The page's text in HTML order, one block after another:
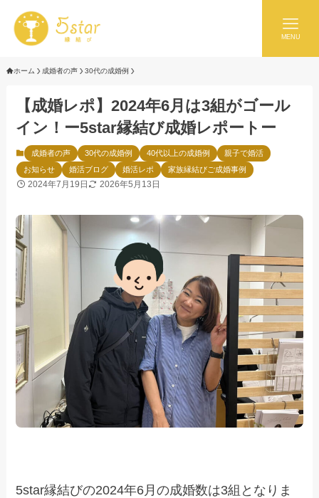
MENU
ホーム 成婚者の声 30代の成婚例
【成婚レポ】2024年6月は3組がゴール
イン！ー5star縁結び成婚レポートー
成婚者の声 30代の成婚例 40代以上の成婚例
親子で婚活
お知らせ
婚活ブログ 婚活レポ 家族縁結びご成婚事例
2024年7月19日 2026年5月13日
5star縁結びの2024年6月の成婚数は3組となりま